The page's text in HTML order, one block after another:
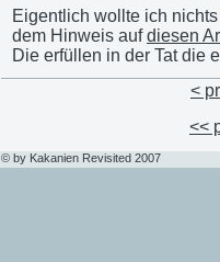
Eigentlich wollte ich
dem Hinweis aufdiesen
Die erfüllen in der Tat die
<
<<
© by Kakanien Revisited 2007